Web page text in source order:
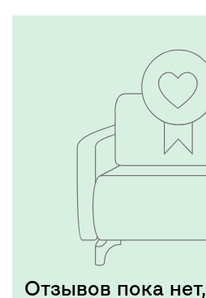
Отзывов пока нет,